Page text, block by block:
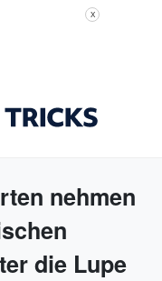
X
nehmen
die Lupe